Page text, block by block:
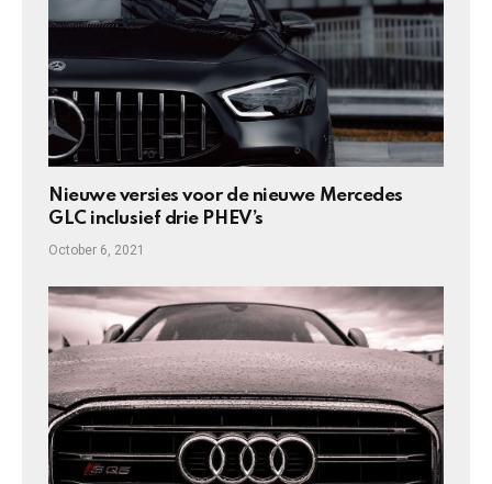
Nieuwe versies voor de nieuwe Mercedes
GLC inclusief drie PHEV’s
October 6, 2021